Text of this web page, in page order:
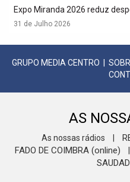
Expo Miranda 2026 reduz
31 de Julho 2026
GRUPO MEDIA CENTRO
AS
As nossas rádios
FADO DE COIMBRA (online)